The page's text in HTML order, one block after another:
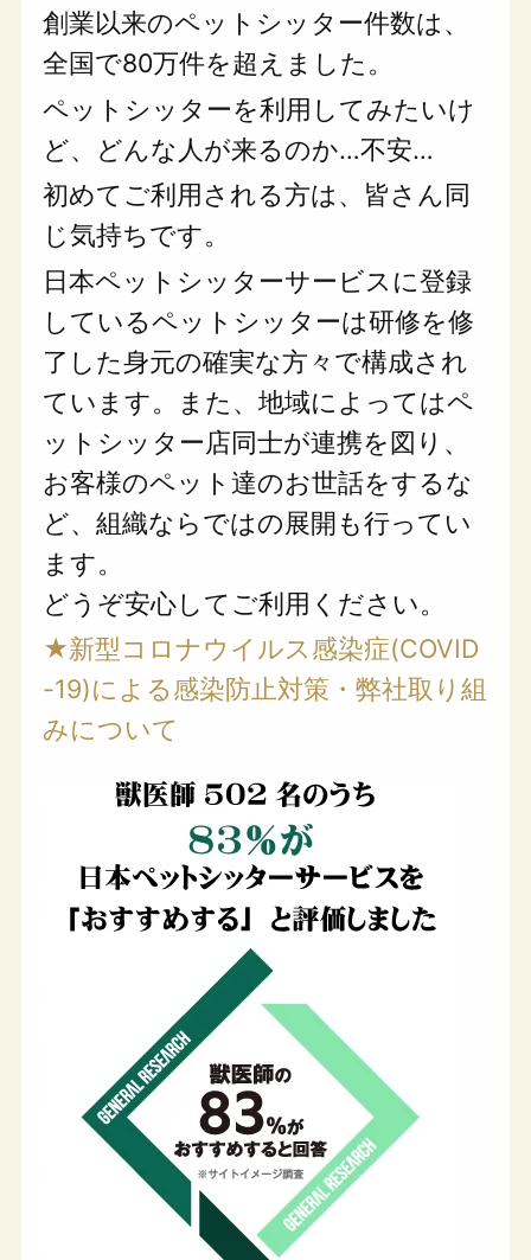
創業以来のペットシッター件数は、
全国で80万件を超えました。
ペットシッターを利用してみたいけ
ど、どんな人が来るのか…不安…
初めてご利用される方は、皆さん同
じ気持ちです。
日本ペットシッターサービスに登録
しているペットシッターは研修を修
了した身元の確実な方々で構成され
ています。また、地域によってはペ
ットシッター店同士が連携を図り、
お客様のペット達のお世話をするな
ど、組織ならではの展開も行ってい
ます。
どうぞ安心してご利用ください。
★新型コロナウイルス感染症(COVID
-19)による感染防止対策・弊社取り組
みについて